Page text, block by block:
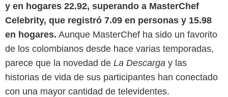
y en hogares 22.92, superando a MasterChef
Celebrity, que registró 7.09 en personas y 15.98
en hogares. Aunque MasterChef ha sido un favorito
de los colombianos desde hace varias temporadas,
parece que la novedad de La Descarga y las
historias de vida de sus participantes han conectado
con una mayor cantidad de televidentes.